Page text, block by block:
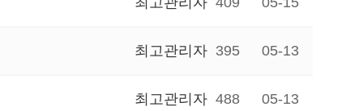
최고관리자 395 05-13
최고관리자 488 05-13